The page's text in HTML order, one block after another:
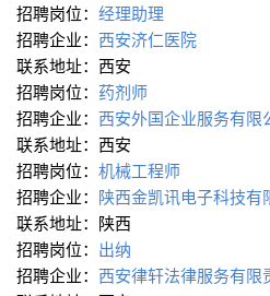
招聘岗位： 经理助理
招聘企业： 西安济仁医院
联系地址：西安
招聘岗位： 药剂师
招聘企业： 西安外国企业服务有限
联系地址：西安
招聘岗位： 机械工程师
招聘企业： 陕西金凯讯电子科技有
联系地址：陕西
招聘岗位： 出纳
招聘企业： 西安律轩法律服务有限